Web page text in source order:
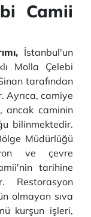
Camii
İstanbul'un
Molla Çelebi
tarafından
Ayrıca, camiye
ancak caminin
bilinmektedir.
Müdürlüğü
ve çevre
tarihine
Restorasyon
olmayan sıva
kurşun işleri,